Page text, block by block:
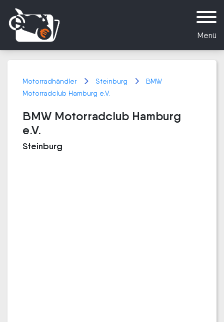
Menü
Motorradhändler Steinburg
BMW
Motorradclub Hamburg e.V.
BMW Motorradclub Hamburg
e.V.
Steinburg